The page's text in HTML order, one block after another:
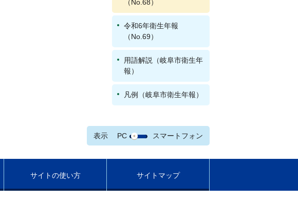
（No.68）
令和6年衛生年報
（No.69）
用語解説（岐阜市衛生年
報）
凡例（岐阜市衛生年報）
表示 PC スマートフォン
サイトの使い方 サイトマップ